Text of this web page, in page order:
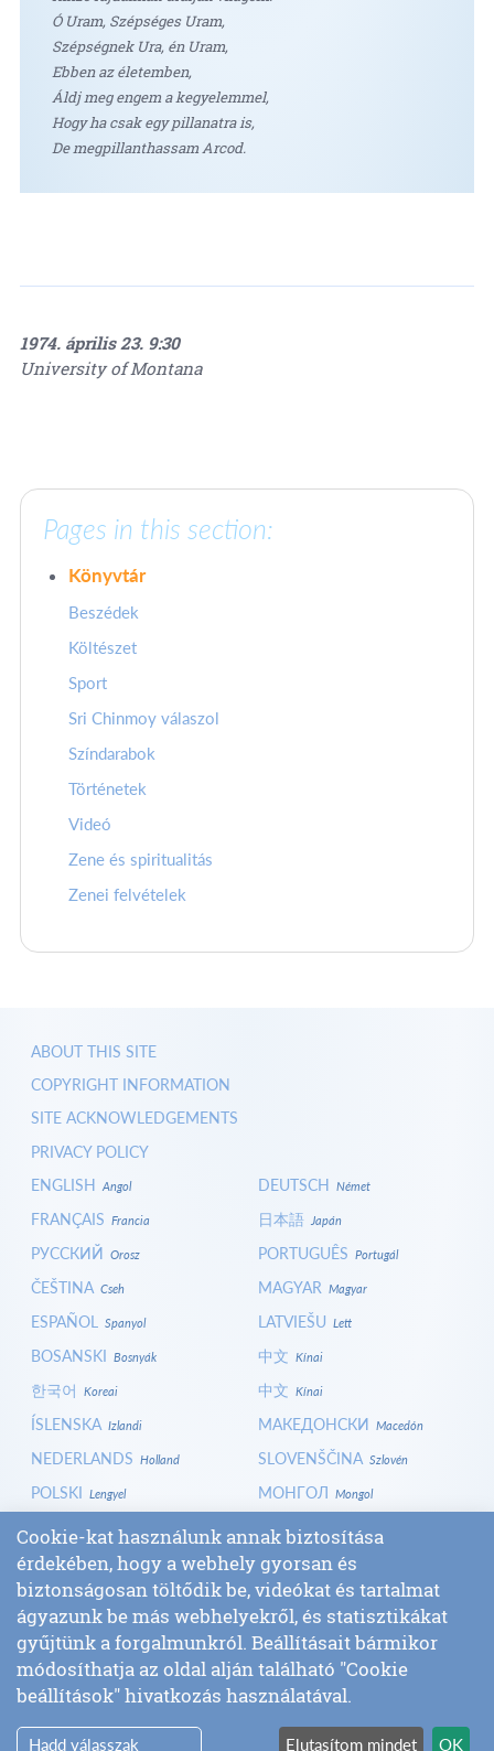
Ó Uram, Szépséges Uram,
Szépségnek Ura, én Uram,
Ebben az életemben,
Áldj meg engem a kegyelemmel,
Hogy ha csak egy pillanatra is,
De megpillanthassam Arcod.
1974. április 23. 9:30
University of Montana
Pages in this section:
Könyvtár
Beszédek
Költészet
Sport
Sri Chinmoy válaszol
Színdarabok
Történetek
Videó
Zene és spiritualitás
Zenei felvételek
ABOUT THIS SITE
COPYRIGHT INFORMATION
SITE ACKNOWLEDGEMENTS
PRIVACY POLICY
ENGLISH Angol
FRANÇAIS Francia
РУССКИЙ Orosz
ČEŠTINA Cseh
ESPAÑOL Spanyol
BOSANSKI Bosnyák
한국어 Koreai
ÍSLENSKA Izlandi
NEDERLANDS Holland
POLSKI Lengyel
HRVATSKI Horvát
ITALIANOOlasz
БЪЛГАРСКИ Bolgár
DEUTSCH Német
日本語 Japán
PORTUGUÊS Portugál
MAGYAR Magyar
LATVIEŠU Lett
中文 Kínai
中文 Kínai
МАКЕДОНСКИ Macedón
SLOVENŠČINA Szlovén
МОНГОЛ Mongol
СРПСКИ Szerb
বাংলাBangla
SLOVENČINA Szlovák
LOGIN
Cookie-kat használunk annak biztosítása
érdekében, hogy a webhely gyorsan és
biztonságosan töltődik be, videókat és tartalmat
ágyazunk be más webhelyekről, és statisztikákat
gyűjtünk a forgalmunkról. Beállításait bármikor
módosíthatja az oldal alján található "Cookie
beállítások" hivatkozás használatával.
Hadd válasszak Elutasítom mindet OK